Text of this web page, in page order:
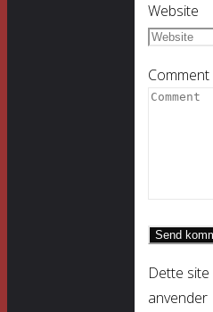
Website
Comment
Dette site
anvender